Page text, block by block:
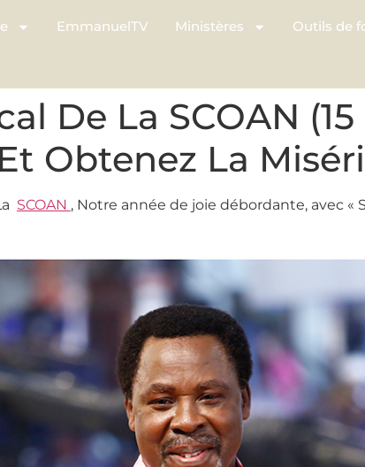
EmmanuelTV Ministères Outils de
De La SCOAN
Obtenez La
SCOAN , Notre année de joie débordante, avec